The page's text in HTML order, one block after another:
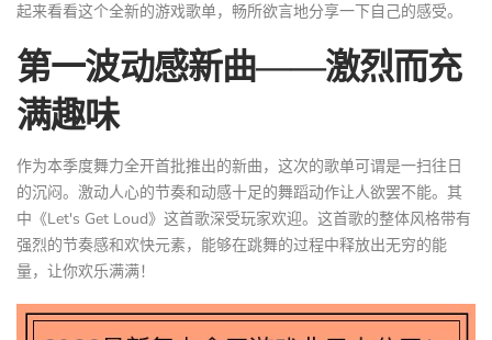
起来看看这个全新的游戏歌单，畅所欲言地分享一下自己的感受。
第一波动感新曲——激烈而充
满趣味
作为本季度舞力全开首批推出的新曲，这次的歌单可谓是一扫往日
的沉闷。激动人心的节奏和动感十足的舞蹈动作让人欲罢不能。其
中《Let's Get Loud》这首歌深受玩家欢迎。这首歌的整体风格带有
强烈的节奏感和欢快元素，能够在跳舞的过程中释放出无穷的能
量，让你欢乐满满！